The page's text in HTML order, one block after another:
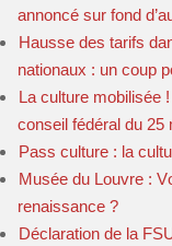
annoncé sur fond
Hausse des tarifs
nationaux : un coup
La culture mobilisée
conseil fédéral du 25
Pass culture : la
Musée du Louvre :
renaissance ?
Déclaration de la